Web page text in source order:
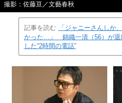
撮影：佐藤亘／文藝春秋
記事を読む
「ジャニーさんしか
かった…」 錦織一清（56）が退
した“2時間の電話”